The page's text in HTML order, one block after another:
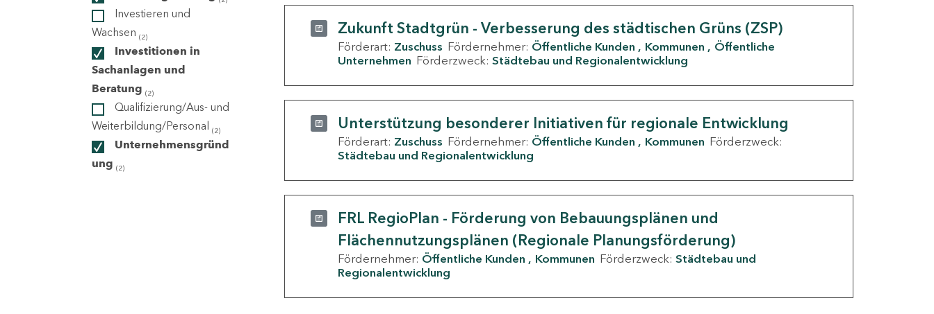
Investieren und
Wachsen (2)
Investitionen in
Sachanlagen und
Beratung (2)
Qualifizierung/Aus- und
Weiterbildung/Personal (2)
Unternehmensgründ
ung (2)
Zukunft Stadtgrün - Verbesserung des städtischen Grüns (ZSP)
Förderart: Zuschuss Fördernehmer: Öffentliche Kunden Kommunen
Öffentliche
Unternehmen Förderzweck: Städtebau und Regionalentwicklung
Unterstützung besonderer Initiativen für regionale Entwicklung
Förderart: Zuschuss Fördernehmer: Öffentliche Kunden Kommunen Förderzweck:
Städtebau und Regionalentwicklung
FRL RegioPlan - Förderung von Bebauungsplänen und
Flächennutzungsplänen (Regionale Planungsförderung)
Fördernehmer: Öffentliche Kunden Kommunen Förderzweck: Städtebau und
Regionalentwicklung